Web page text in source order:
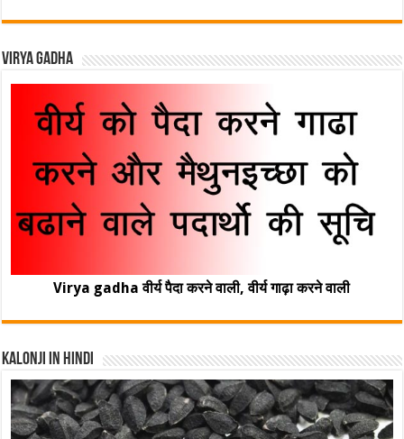
Virya Gadha
Virya gadha वीर्य पैदा करने वाली, वीर्य गाढ़ा करने वाली
Kalonji In Hindi